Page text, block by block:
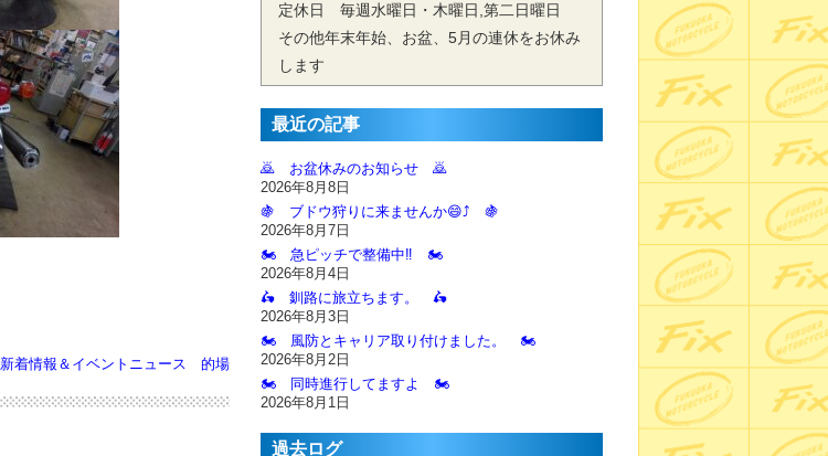
新着情報＆イベントニュース 的場
定休日 毎週水曜日・木曜日,第二日曜日
その他年末年始、お盆、5月の連休をお休み
します
最近の記事
🙇‍ お盆休みのお知らせ 🙇‍
2026年8月8日
🍇 ブドウ狩りに来ませんか😄⤴️ 🍇
2026年8月7日
🏍️ 急ピッチで整備中‼️ 🏍️
2026年8月4日
🛵 釧路に旅立ちます。 🛵
2026年8月3日
🏍️ 風防とキャリア取り付けました。 🏍️
2026年8月2日
🏍️ 同時進行してますよ 🏍️
2026年8月1日
過去ログ